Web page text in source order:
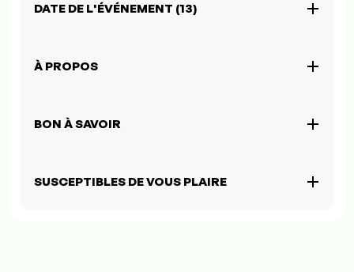
DATE DE L'ÉVÉNEMENT (13)
À PROPOS
BON À SAVOIR
SUSCEPTIBLES DE VOUS PLAIRE